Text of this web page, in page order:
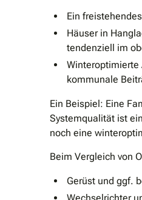
Ein
Häuser in
tendenziell im
Winteroptimierte
kommunale
Ein Beispiel: Eine
Systemqualität ist
noch eine
Beim Vergleich von
Gerüst und ggf.